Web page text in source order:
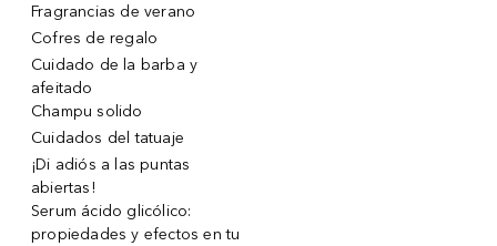
Fragrancias de verano
Cofres de regalo
Cuidado de la barba y
afeitado
Champu solido
Cuidados del tatuaje
¡Di adiós a las puntas
abiertas!
Serum ácido glicólico:
propiedades y efectos en tu